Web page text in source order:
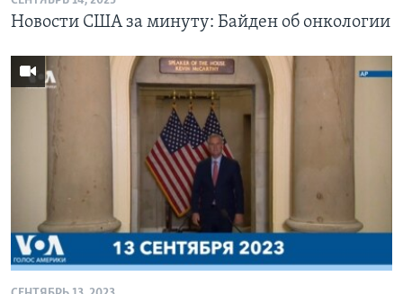
Новости США за минуту: Байден об онкологии